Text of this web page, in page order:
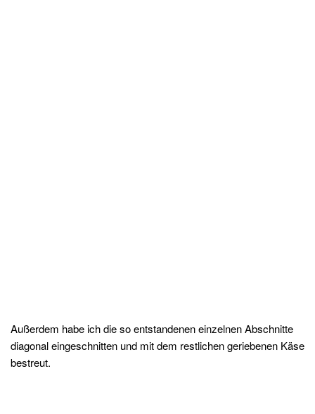
Außerdem habe ich die so entstandenen einzelnen Abschnitte
diagonal eingeschnitten und mit dem restlichen geriebenen Käse
bestreut.